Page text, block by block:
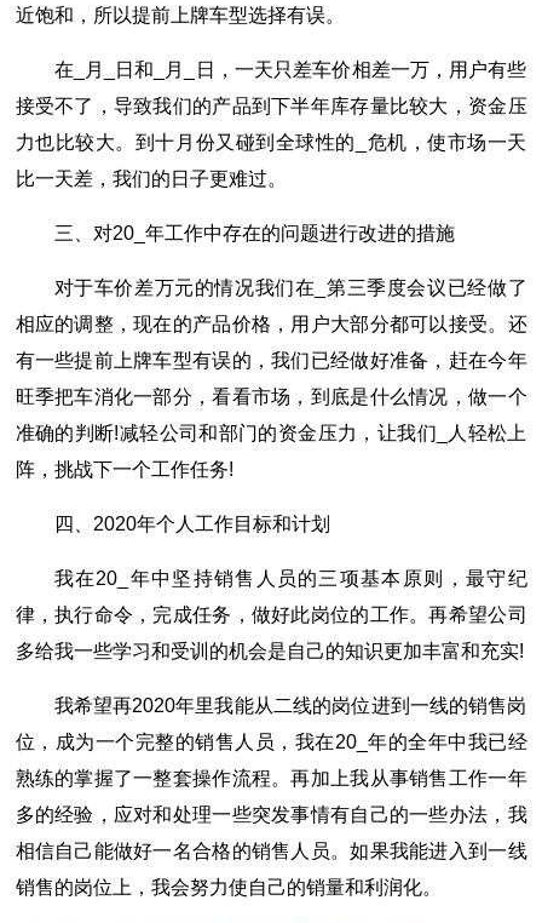
近饱和，所以提前上牌车型选择有误。
在_月_日和_月_日，一天只差车价相差一万，用户有些
接受不了，导致我们的产品到下半年库存量比较大，资金压
力也比较大。到十月份又碰到全球性的_危机，使市场一天
比一天差，我们的日子更难过。
三、对20_年工作中存在的问题进行改进的措施
对于车价差万元的情况我们在_第三季度会议已经做了
相应的调整，现在的产品价格，用户大部分都可以接受。还
有一些提前上牌车型有误的，我们已经做好准备，赶在今年
旺季把车消化一部分，看看市场，到底是什么情况，做一个
准确的判断!减轻公司和部门的资金压力，让我们_人轻松上
阵，挑战下一个工作任务!
四、2020年个人工作目标和计划
我在20_年中坚持销售人员的三项基本原则，最守纪
律，执行命令，完成任务，做好此岗位的工作。再希望公司
多给我一些学习和受训的机会是自己的知识更加丰富和充实!
我希望再2020年里我能从二线的岗位进到一线的销售岗
位，成为一个完整的销售人员，我在20_年的全年中我已经
熟练的掌握了一整套操作流程。再加上我从事销售工作一年
多的经验，应对和处理一些突发事情有自己的一些办法，我
相信自己能做好一名合格的销售人员。如果我能进入到一线
销售的岗位上，我会努力使自己的销量和利润化。